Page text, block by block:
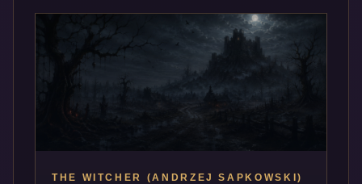
THE WITCHER (ANDRZEJ SAPKOWSKI)